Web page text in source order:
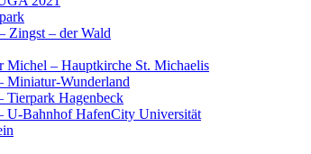
Zingst – der Wald
Michel – Hauptkirche St. Michaelis
Miniatur-Wunderland
Tierpark Hagenbeck
U-Bahnhof HafenCity Universität